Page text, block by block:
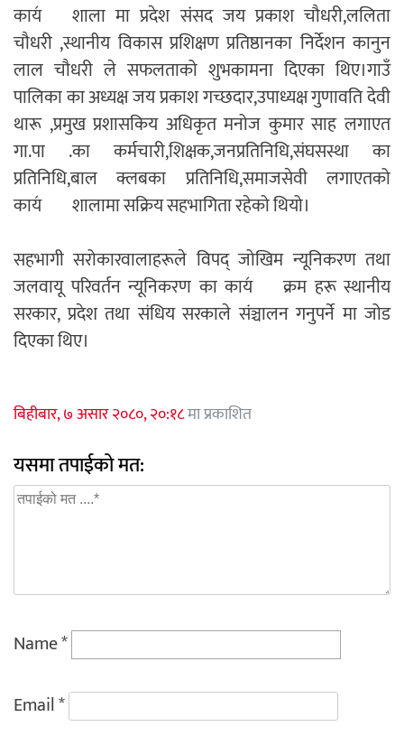
काय॔शाला मा प्रदेश संसद जय प्रकाश चौधरी,ललिता
चौधरी ,स्थानीय विकास प्रशिक्षण प्रतिष्ठानका निर्देशन कानुन
लाल चौधरी ले सफलताको शुभकामना दिएका थिए।गाउँ
पालिका का अध्यक्ष जय प्रकाश गच्छदार,उपाध्यक्ष गुणावति देवी
थारू ,प्रमुख प्रशासकिय अधिकृत मनोज कुमार साह लगाएत
गा.पा .का कर्मचारी,शिक्षक,जनप्रतिनिधि,संघसस्था का
प्रतिनिधि,बाल क्लबका प्रतिनिधि,समाजसेवी लगाएतको
काय॔शालामा सक्रिय सहभागिता रहेको थियो।
सहभागी सरोकारवालाहरूले विपद् जोखिम न्यूनिकरण तथा
जलवायू परिवर्तन न्यूनिकरण का काय॔क्रम हरू स्थानीय
सरकार, प्रदेश तथा संधिय सरकाले संञ्चालन गनुपर्ने मा जोड
दिएका थिए।
बिहीबार, ७ असार २०८०, २०:१८मा प्रकाशित
यसमा तपाईको मत:
Name*
Email*